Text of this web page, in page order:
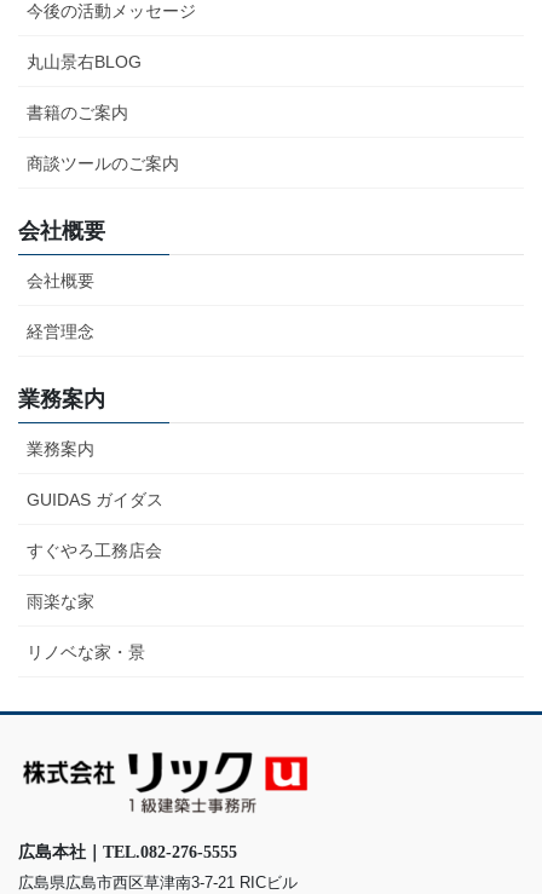
今後の活動メッセージ
丸山景右BLOG
書籍のご案内
商談ツールのご案内
会社概要
会社概要
経営理念
業務案内
業務案内
GUIDAS ガイダス
すぐやろ工務店会
雨楽な家
リノベな家・景
広島本社｜TEL.082-276-5555
広島県広島市西区草津南3-7-21 RICビル